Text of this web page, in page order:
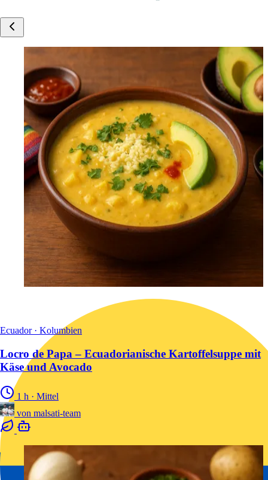
Ecuador · Kolumbien
Locro de Papa – Ecuadorianische Kartoffelsuppe mit
Käse und Avocado
1 h · Mittel
von malsati-team